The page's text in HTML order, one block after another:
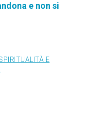
e non si
E